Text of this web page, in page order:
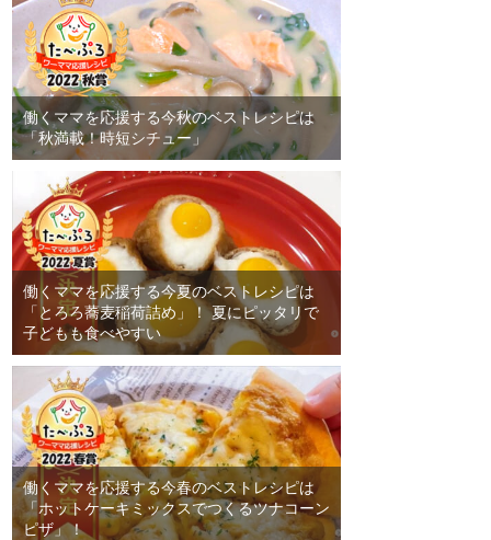
働くママを応援する今秋のベストレシピは
「秋満載！時短シチュー」
働くママを応援する今夏のベストレシピは
「とろろ蕎麦稲荷詰め」！ 夏にピッタリで
子どもも食べやすい
働くママを応援する今春のベストレシピは
「ホットケーキミックスでつくるツナコーン
ピザ」！